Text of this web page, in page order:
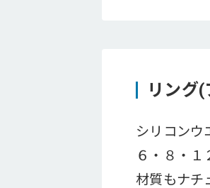
リング
シリコンウ
６・８・１
材質もナチ